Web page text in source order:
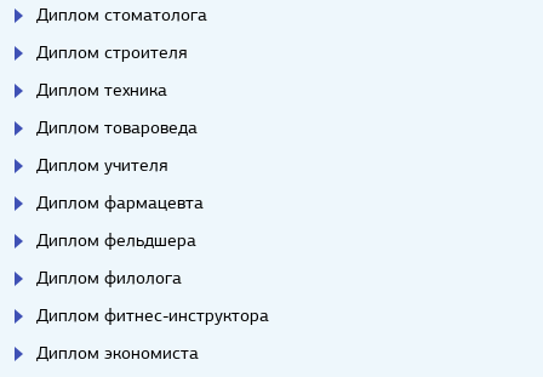
Диплом стоматолога
Диплом строителя
Диплом техника
Диплом товароведа
Диплом учителя
Диплом фармацевта
Диплом фельдшера
Диплом филолога
Диплом фитнес-инструктора
Диплом экономиста